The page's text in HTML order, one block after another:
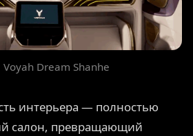
Dream Shanhe
интерьера — полностью
салон, превращающий